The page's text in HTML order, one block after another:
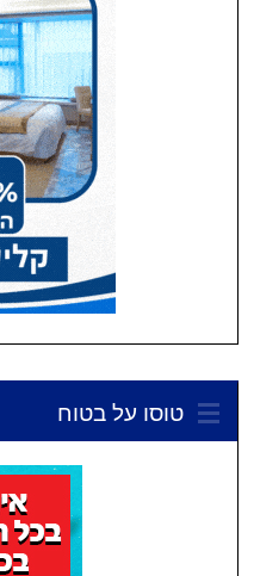
טוסו על בטוח